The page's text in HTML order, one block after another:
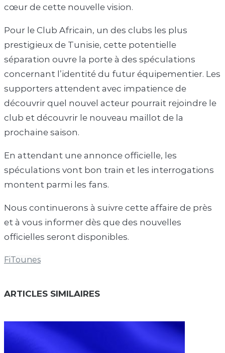
cœur de cette nouvelle vision.
Pour le Club Africain, un des clubs les plus
prestigieux de Tunisie, cette potentielle
séparation ouvre la porte à des spéculations
concernant l’identité du futur équipementier. Les
supporters attendent avec impatience de
découvrir quel nouvel acteur pourrait rejoindre le
club et découvrir le nouveau maillot de la
prochaine saison.
En attendant une annonce officielle, les
spéculations vont bon train et les interrogations
montent parmi les fans.
Nous continuerons à suivre cette affaire de près
et à vous informer dès que des nouvelles
officielles seront disponibles.
FiTounes
ARTICLES SIMILAIRES